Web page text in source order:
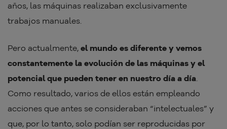
años, las máquinas realizaban exclusivamente
trabajos manuales.
Pero actualmente, el mundo es diferente y vemos
constantemente la evolución de las máquinas y el
potencial que pueden tener en nuestro día a día.
Como resultado, varios de ellos están empleando
acciones que antes se consideraban “intelectuales” y
que, por lo tanto, solo podían ser reproducidas por